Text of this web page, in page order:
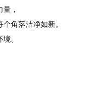
，
角落洁净如新。
。